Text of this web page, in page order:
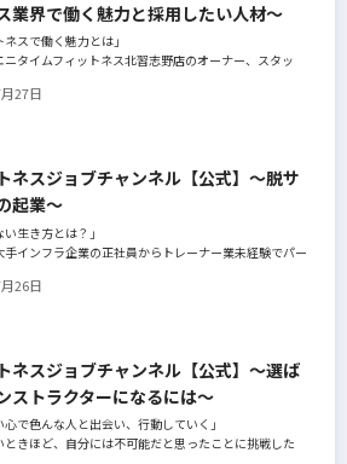
業界で働く魅力と採用したい人材～
ネスで働く魅力とは」
ニタイムフィットネス北習志野店のオーナー、スタッ
タビュー。オーナー様からはスタッフの採用基準、実
ッフの皆様がつくる施設やフィットネスについての魅力
だきました。
27日
ネスジョブチャンネル【公式】～脱サ
起業～
い生き方とは？」
手インフラ企業の正社員からトレーナー業未経験でパー
んへインタビュー。
26日
ネスジョブチャンネル【公式】～選ば
ストラクターになるには～
心で色んな人と出会い、行動していく」
ときほど、自分には不可能だと思ったことに挑戦した